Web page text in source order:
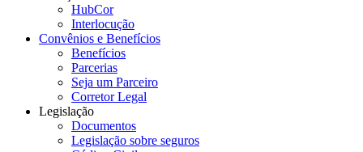
HubCor
Interlocução
Convênios e Benefícios
Benefícios
Parcerias
Seja um Parceiro
Corretor Legal
Legislação
Documentos
Legislação sobre seguros